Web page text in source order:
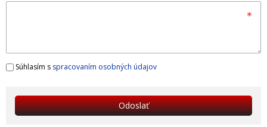
Súhlasím s spracovaním osobných údajov
Odoslať